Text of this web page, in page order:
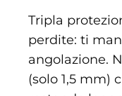
Tripla
perdite: ti
angolazione.
(solo 1,5 mm)